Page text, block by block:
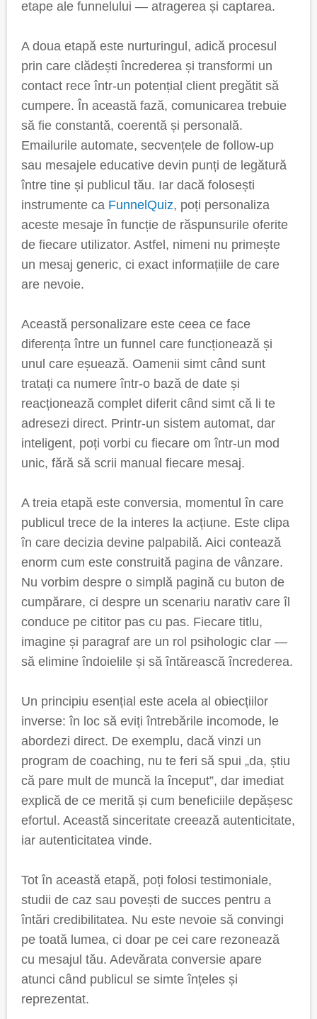
etape ale funnelului — atragerea și captarea.
A doua etapă este nurturingul, adică procesul
prin care clădești încrederea și transformi un
contact rece într-un potențial client pregătit să
cumpere. În această fază, comunicarea trebuie
să fie constantă, coerentă și personală.
Emailurile automate, secvențele de follow-up
sau mesajele educative devin punți de legătură
între tine și publicul tău. Iar dacă folosești
instrumente ca FunnelQuiz, poți personaliza
aceste mesaje în funcție de răspunsurile oferite
de fiecare utilizator. Astfel, nimeni nu primește
un mesaj generic, ci exact informațiile de care
are nevoie.
Această personalizare este ceea ce face
diferența între un funnel care funcționează și
unul care eșuează. Oamenii simt când sunt
tratați ca numere într-o bază de date și
reacționează complet diferit când simt că li te
adresezi direct. Printr-un sistem automat, dar
inteligent, poți vorbi cu fiecare om într-un mod
unic, fără să scrii manual fiecare mesaj.
A treia etapă este conversia, momentul în care
publicul trece de la interes la acțiune. Este clipa
în care decizia devine palpabilă. Aici contează
enorm cum este construită pagina de vânzare.
Nu vorbim despre o simplă pagină cu buton de
cumpărare, ci despre un scenariu narativ care îl
conduce pe cititor pas cu pas. Fiecare titlu,
imagine și paragraf are un rol psihologic clar —
să elimine îndoielile și să întărească încrederea.
Un principiu esențial este acela al obiecțiilor
inverse: în loc să eviți întrebările incomode, le
abordezi direct. De exemplu, dacă vinzi un
program de coaching, nu te feri să spui „da, știu
că pare mult de muncă la început”, dar imediat
explică de ce merită și cum beneficiile depășesc
efortul. Această sinceritate creează autenticitate,
iar autenticitatea vinde.
Tot în această etapă, poți folosi testimoniale,
studii de caz sau povești de succes pentru a
întări credibilitatea. Nu este nevoie să convingi
pe toată lumea, ci doar pe cei care rezonează
cu mesajul tău. Adevărata conversie apare
atunci când publicul se simte înțeles și
reprezentat.